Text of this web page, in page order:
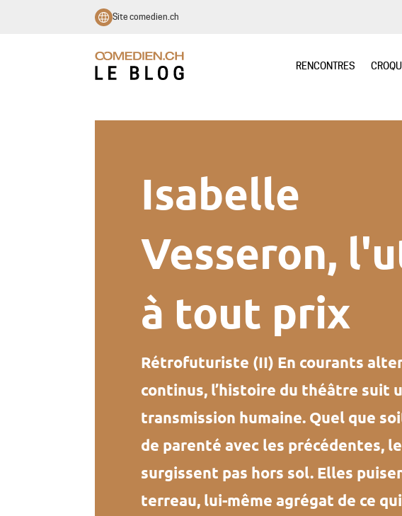
Site comedien.ch
RENCONTRES
Isabelle
Vesseron,
à tout prix
Rétrofuturiste (II) En courants
continus, l’histoire du théâtre suit
transmission humaine. Quel que
de parenté avec les précédentes,
surgissent pas hors sol. Elles
terreau, lui-même agrégat de ce